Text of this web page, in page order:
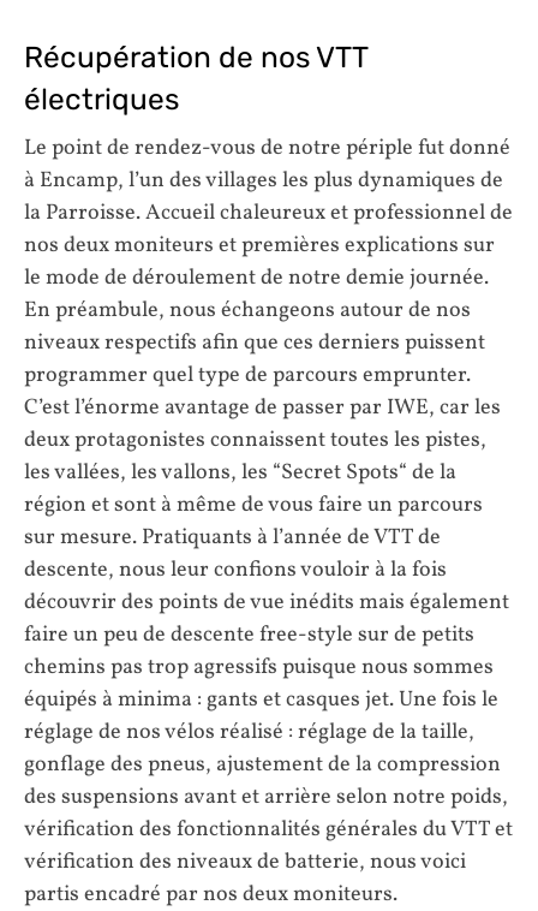
Récupération de nos VTT
électriques
Le point de rendez-vous de notre périple fut donné
à Encamp, l’un des villages les plus dynamiques de
la Parroisse. Accueil chaleureux et professionnel de
nos deux moniteurs et premières explications sur
le mode de déroulement de notre demie journée.
En préambule, nous échangeons autour de nos
niveaux respectifs afin que ces derniers puissent
programmer quel type de parcours emprunter.
C’est l’énorme avantage de passer par IWE, car les
deux protagonistes connaissent toutes les pistes,
les vallées, les vallons, les “Secret Spots“ de la
région et sont à même de vous faire un parcours
sur mesure. Pratiquants à l’année de VTT de
descente, nous leur confions vouloir à la fois
découvrir des points de vue inédits mais également
faire un peu de descente free-style sur de petits
chemins pas trop agressifs puisque nous sommes
équipés à minima : gants et casques jet. Une fois le
réglage de nos vélos réalisé : réglage de la taille,
gonflage des pneus, ajustement de la compression
des suspensions avant et arrière selon notre poids,
vérification des fonctionnalités générales du VTT et
vérification des niveaux de batterie, nous voici
partis encadré par nos deux moniteurs.